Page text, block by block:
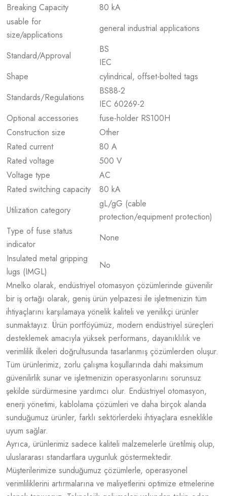
Breaking Capacity
80 kA
usable for
size/applications
general industrial applications
Standard/Approval
BS
IEC
Shape
cylindrical, offset-bolted tags
Standards/Regulations
BS88-2
IEC 60269-2
Optional accessories
fuse-holder RS100H
Construction size
Other
Rated current
80 A
Rated voltage
500 V
Voltage type
AC
Rated switching capacity
80 kA
Utilization category
gL/gG (cable
protection/equipment protection)
Type of fuse status
indicator
None
Insulated metal gripping
lugs (IMGL)
No
Mnelko olarak, endüstriyel otomasyon çözümlerinde güvenilir
bir iş ortağı olarak, geniş ürün yelpazesi ile işletmenizin tüm
ihtiyaçlarını karşılamaya yönelik kaliteli ve yenilikçi ürünler
sunmaktayız. Ürün portföyümüz, modern endüstriyel süreçleri
desteklemek amacıyla yüksek performans, dayanıklılık ve
verimlilik ilkeleri doğrultusunda tasarlanmış çözümlerden oluşur.
Tüm ürünlerimiz, zorlu çalışma koşullarında dahi maksimum
güvenilirlik sunar ve işletmenizin operasyonlarını sorunsuz
şekilde sürdürmesine yardımcı olur. Endüstriyel otomasyon,
enerji yönetimi, kablolama çözümleri ve daha birçok alanda
sunduğumuz ürünler, farklı sektörlerdeki ihtiyaçlara esneklikle
uyum sağlar.
Ayrıca, ürünlerimiz sadece kaliteli malzemelerle üretilmiş olup,
uluslararası standartlara uygunluk göstermektedir.
Müşterilerimize sunduğumuz çözümlerle, operasyonel
verimliliklerini artırmalarına ve maliyetlerini optimize etmelerine